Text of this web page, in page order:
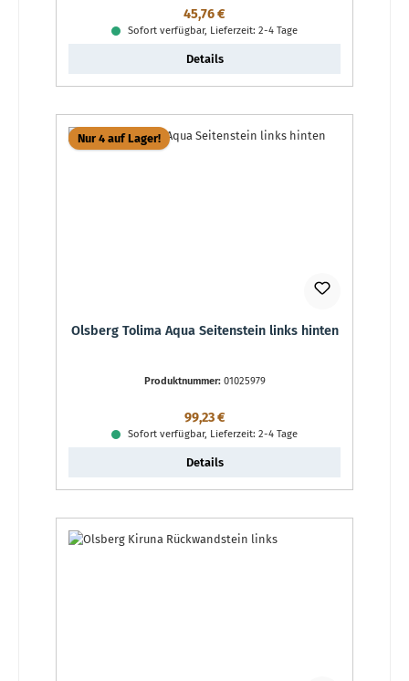
Regulärer Preis:
45,76 €
Sofort verfügbar, Lieferzeit: 2-4 Tage
Details
Nur 4 auf Lager!
Olsberg Tolima Aqua Seitenstein links hinten
Produktnummer: 01025979
Regulärer Preis:
99,23 €
Sofort verfügbar, Lieferzeit: 2-4 Tage
Details